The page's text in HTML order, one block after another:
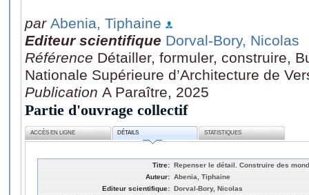
par Abenia, Tiphaine
Editeur scientifique Dorval-Bory, Nicolas
Référence Détailler, formuler, construire,
Nationale Supérieure d’Architecture de
Publication A Paraître, 2025
Partie d'ouvrage collectif
ACCÈS EN LIGNE DÉTAILS STATISTIQUES
Titre: Repenser le détail. Construire des
Auteur: Abenia, Tiphaine
Editeur scientifique: Dorval-Bory, Nicolas